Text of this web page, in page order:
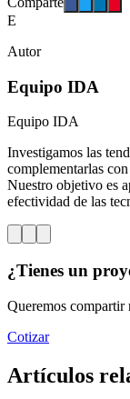
E
Autor
Equipo IDA
Equipo IDA
Investigamos las
complementarlas
Nuestro objetivo es
efectividad de las
¿Tienes un
Queremos compartir
Cotizar
Artículos